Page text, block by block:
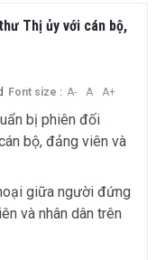
Thị ủy với cán bộ,
Font size : A- A A+
bị phiên đối
bộ, đảng viên và
giữa người đứng
và nhân dân trên